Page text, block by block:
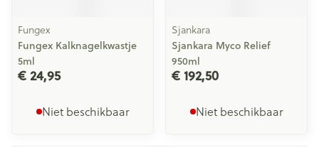
Fungex
Fungex Kalknagelkwastje
5ml
€ 24,95
Niet beschikbaar
Sjankara
Sjankara Myco Relief
950ml
€ 192,50
Niet beschikbaar